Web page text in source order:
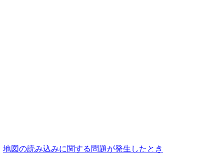
地図の読み込みに関する問題が発生したとき